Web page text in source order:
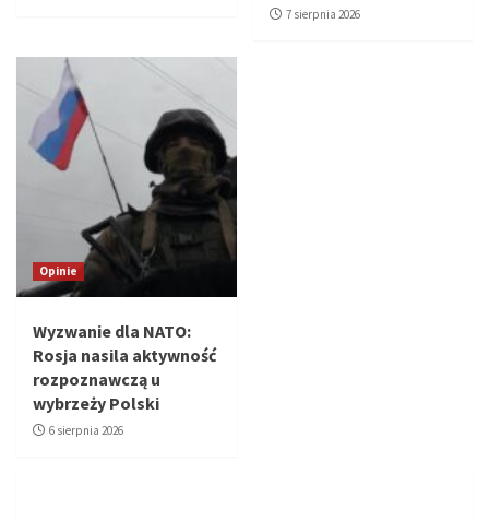
7 sierpnia 2026
Opinie
Wyzwanie dla NATO:
Rosja nasila aktywność
rozpoznawczą u
wybrzeży Polski
6 sierpnia 2026